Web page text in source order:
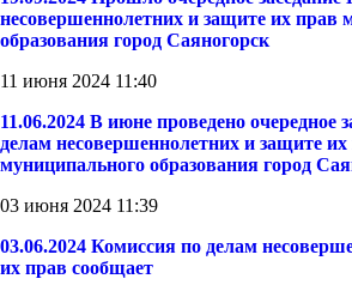
несовершеннолетних и защите их прав
образования город Саяногорск
11 июня 2024 11:40
11.06.2024 В июне проведено очередное
делам несовершеннолетних и защите
муниципального образования город
03 июня 2024 11:39
03.06.2024 Комиссия по делам
их прав сообщает